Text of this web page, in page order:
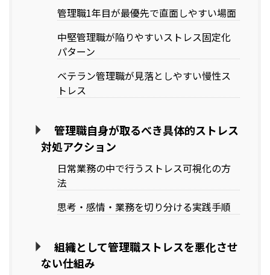
管理職1年目が最優先で直面しやすい場面
中堅管理職が陥りやすいストレス固定化
パターン
ベテラン管理職が見落としやすい慢性ス
トレス
管理職自身が取るべき具体的ストレス
対処アクション
日常業務の中で行うストレス可視化の方
法
思考・感情・業務を切り分ける実践手順
組織として管理職ストレスを悪化させ
ない仕組み